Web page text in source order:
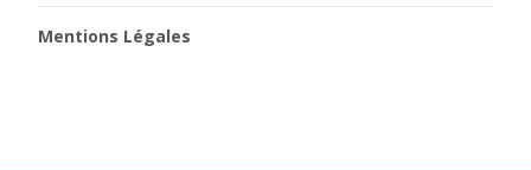
Mentions Légales